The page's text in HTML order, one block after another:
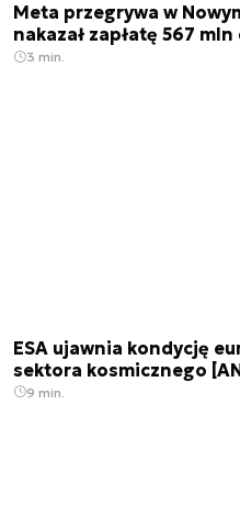
Meta przegrywa w
nakazał zapłatę 567
3 min.
ESA ujawnia kondycję
sektora kosmicznego
9 min.